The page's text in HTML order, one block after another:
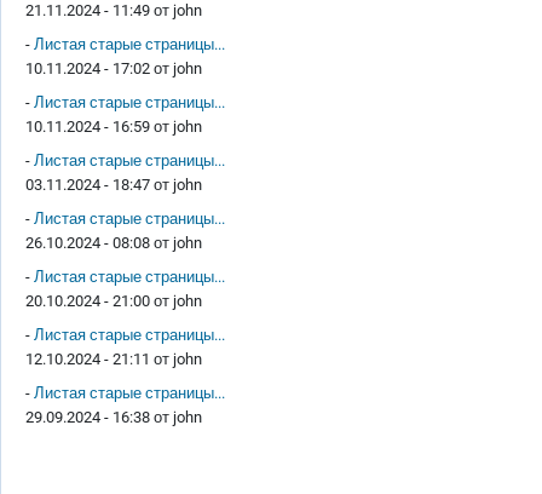
21.11.2024 - 11:49 от john
- Листая старые страницы...
10.11.2024 - 17:02 от john
- Листая старые страницы...
10.11.2024 - 16:59 от john
- Листая старые страницы...
03.11.2024 - 18:47 от john
- Листая старые страницы...
26.10.2024 - 08:08 от john
- Листая старые страницы...
20.10.2024 - 21:00 от john
- Листая старые страницы...
12.10.2024 - 21:11 от john
- Листая старые страницы...
29.09.2024 - 16:38 от john